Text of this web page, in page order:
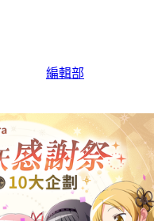
編輯部